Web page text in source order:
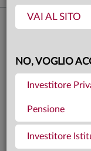
VAI AL SITO
NO, VOGLIO
Investitore
Pensione
Investitore
14.05.2026
WARSH
Il nuovo